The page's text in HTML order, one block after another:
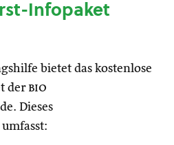
Infopaket
bietet das kostenlose
der bio
Dieses